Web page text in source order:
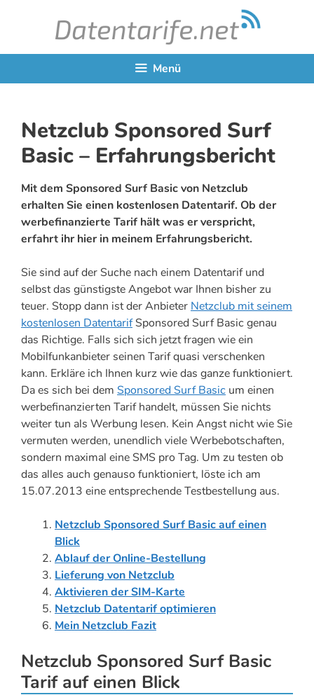
Menü
Netzclub Sponsored Surf
Basic – Erfahrungsbericht
Mit dem Sponsored Surf Basic von Netzclub
erhalten Sie einen kostenlosen Datentarif. Ob der
werbefinanzierte Tarif hält was er verspricht,
erfahrt ihr hier in meinem Erfahrungsbericht.
Sie sind auf der Suche nach einem Datentarif und
selbst das günstigste Angebot war Ihnen bisher zu
teuer. Stopp dann ist der Anbieter Netzclub mit seinem
kostenlosen DatentarifSponsored Surf Basic genau
das Richtige. Falls sich sich jetzt fragen wie ein
Mobilfunkanbieter seinen Tarif quasi verschenken
kann. Erkläre ich Ihnen kurz wie das ganze funktioniert.
Da es sich bei dem Sponsored Surf Basic um einen
werbefinanzierten Tarif handelt, müssen Sie nichts
weiter tun als Werbung lesen. Kein Angst nicht wie Sie
vermuten werden, unendlich viele Werbebotschaften,
sondern maximal eine SMS pro Tag. Um zu testen ob
das alles auch genauso funktioniert, löste ich am
15.07.2013 eine entsprechende Testbestellung aus.
Netzclub Sponsored Surf Basic auf einen
Blick
Ablauf der Online-Bestellung
Lieferung von Netzclub
Aktivieren der SIM-Karte
Netzclub Datentarif optimieren
Mein Netzclub Fazit
Netzclub Sponsored Surf Basic
Tarif auf einen Blick